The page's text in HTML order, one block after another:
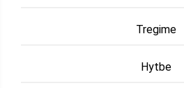
Tregime
Hytbe